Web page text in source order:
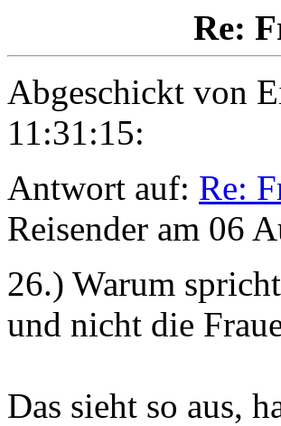
Re:
Abgeschickt von
11:31:15:
Antwort auf: Re:
Reisender am 06
26.) Warum
und nicht die
Das sieht so aus,